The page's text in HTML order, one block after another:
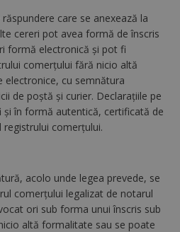
care se anexează la
cereri pot avea formă de înscris
formă electronică şi pot fi
comerţului fără nicio altă
cu semnătura
de poştă şi curier. Declaraţiile pe
în formă autentică, certificată de
comerţului.
acolo unde legea prevede, se
comerţului legalizat de notarul
ori sub forma unui înscris sub
altă formalitate sau se poate